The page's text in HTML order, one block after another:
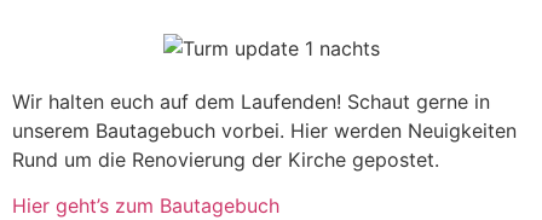
Wir halten euch auf dem Laufenden! Schaut gerne in
unserem Bautagebuch vorbei. Hier werden Neuigkeiten
Rund um die Renovierung der Kirche gepostet.
Hier geht’s zum Bautagebuch